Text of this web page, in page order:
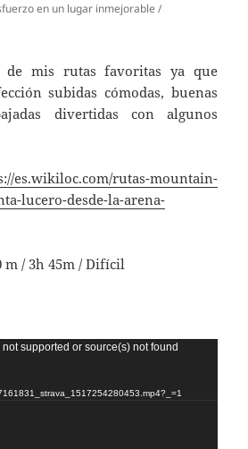
en un lugar inmejorable /
de mis rutas favoritas ya que
subidas cómodas, buenas
divertidas con algunos
es.wikiloc.com/rutas-mountain-
lucero-desde-la-arena-
m / 3h 45m / Difícil
supported or source(s) not found